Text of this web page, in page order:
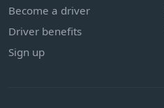
Become a driver
Driver benefits
Sign up